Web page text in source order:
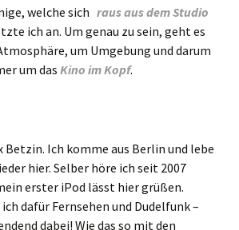
welche sich raus aus dem Studio
ich an. Um genau zu sein, geht es
um Umgebung und darum
um das Kino im Kopf.
Betzin. Ich komme aus Berlin und lebe
hier. Selber höre ich seit 2007
erster iPod lässt hier grüßen.
dafür Fernsehen und Dudelfunk –
dabei! Wie das so mit den